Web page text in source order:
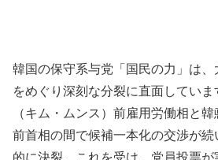
韓国の保守系与党「国民の力」は
をめぐり深刻な分裂に直面してい
（キム・ムンス）前雇用労働相と韓
前首相の間で候補一本化の交渉が
的に決裂。これを受け、党員投票